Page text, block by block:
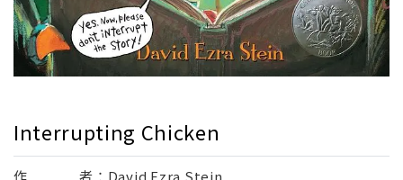
Interrupting Chicken
作 者： David Ezra Stein